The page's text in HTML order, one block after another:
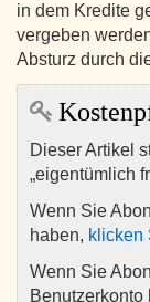
in dem Kredite
vergeben
Absturz durch
Dieser Artikel
„eigentümlich
Wenn Sie
haben, klicken
Wenn Sie
Benutzerkonto